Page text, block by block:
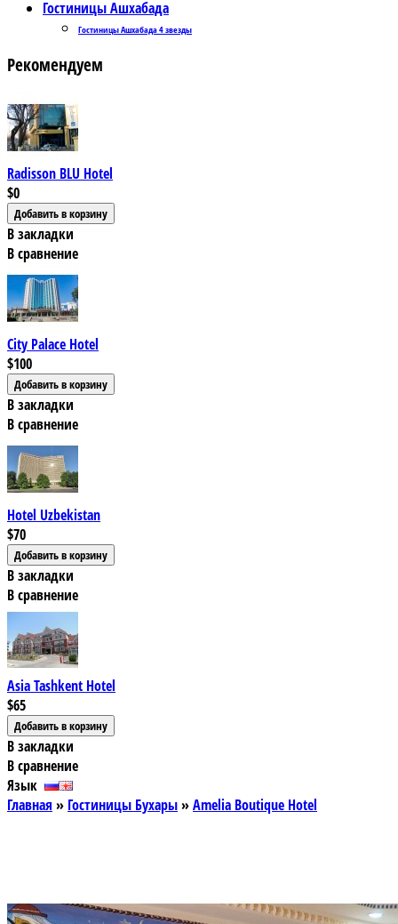
Гостиницы Ашхабада
Гостиницы Ашхабада 4 звезды
Рекомендуем
Radisson BLU Hotel
$0
В закладки
В сравнение
City Palace Hotel
$100
В закладки
В сравнение
Hotel Uzbekistan
$70
В закладки
В сравнение
Asia Tashkent Hotel
$65
В закладки
В сравнение
Язык
Главная » Гостиницы Бухары»Amelia Boutique Hotel